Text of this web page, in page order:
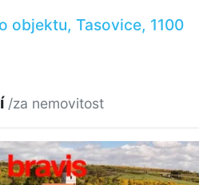
objektu, Tasovice, 1100
/za nemovitost